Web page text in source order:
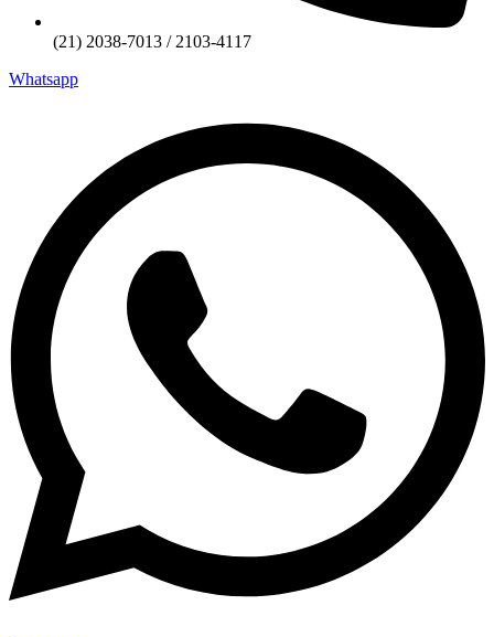
(21) 2038-7013 / 2103-4117
Whatsapp